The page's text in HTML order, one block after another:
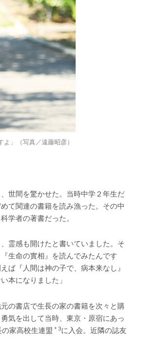
」（写真／遠藤昭彦）
世間を驚かせた。当時中学２年生だ
て関連の書籍を読み漁った。その中
学者の著書だった。
霊感も開けたと書いていました。そ
生命の實相』を読んでみたんです
ば『人間は神の子で、病本来なし』
本になりました」
の書店で生長の家の書籍を次々と購
気を出して当時、東京・原宿にあっ
家高校生連盟 ＊3に入会。近隣の誌友